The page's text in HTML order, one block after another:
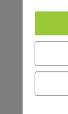
Melde
Mail-